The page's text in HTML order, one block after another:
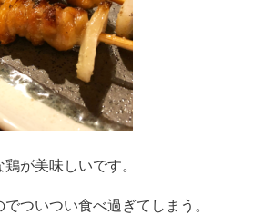
が美味しいです。
ついつい食べ過ぎてしまう。